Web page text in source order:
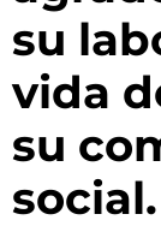
su
vida
su
social.